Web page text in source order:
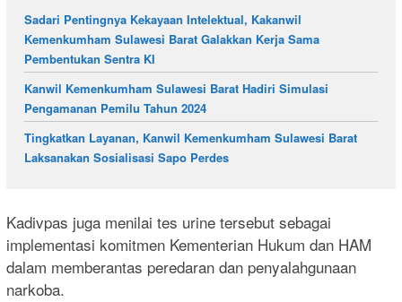
Sadari Pentingnya Kekayaan Intelektual, Kakanwil
Kemenkumham Sulawesi Barat Galakkan Kerja Sama
Pembentukan Sentra KI
Kanwil Kemenkumham Sulawesi Barat Hadiri Simulasi
Pengamanan Pemilu Tahun 2024
Tingkatkan Layanan, Kanwil Kemenkumham Sulawesi Barat
Laksanakan Sosialisasi Sapo Perdes
Kadivpas juga menilai tes urine tersebut sebagai
implementasi komitmen Kementerian Hukum dan HAM
dalam memberantas peredaran dan penyalahgunaan
narkoba.